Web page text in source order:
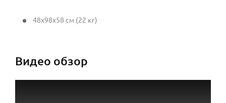
48x98x58 см (22 кг)
Видео обзор